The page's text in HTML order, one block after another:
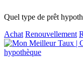
Quel type de prêt
Achat Renouvellement